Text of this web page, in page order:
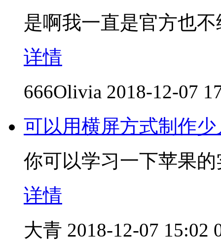
是啊我一直是官方也
详情
666Olivia 2018-12-07
可以用横屏方式制作
你可以学习一下苹果
详情
大青 2018-12-07 15:02